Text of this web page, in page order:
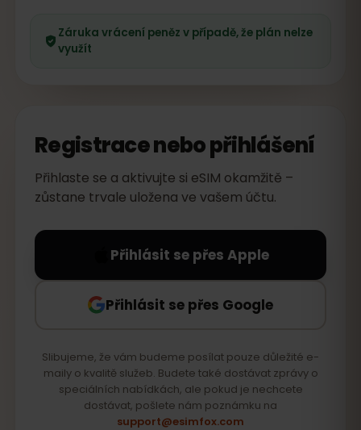
Záruka vrácení peněz v případě, že plán nelze
využít
Registrace nebo přihlášení
Přihlaste se a aktivujte si eSIM okamžitě –
zůstane trvale uložena ve vašem účtu.
Přihlásit se přes Apple
Přihlásit se přes Google
Slibujeme, že vám budeme posílat pouze důležité e-
maily o kvalitě služeb. Budete také dostávat zprávy o
speciálních nabídkách, ale pokud je nechcete
dostávat, pošlete nám poznámku na
support@esimfox.com